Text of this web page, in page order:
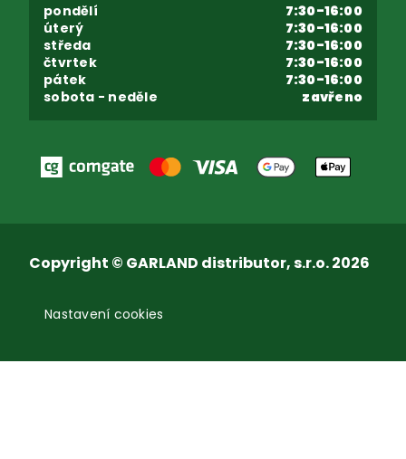
pondělí
7:30-16:00
úterý
7:30-16:00
středa
7:30-16:00
čtvrtek
7:30-16:00
pátek
7:30-16:00
sobota - neděle
zavřeno
Copyright © GARLAND distributor, s.r.o. 2026
Nastavení cookies